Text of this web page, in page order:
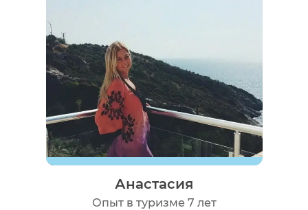
Анастасия
Опыт в туризме 7 лет